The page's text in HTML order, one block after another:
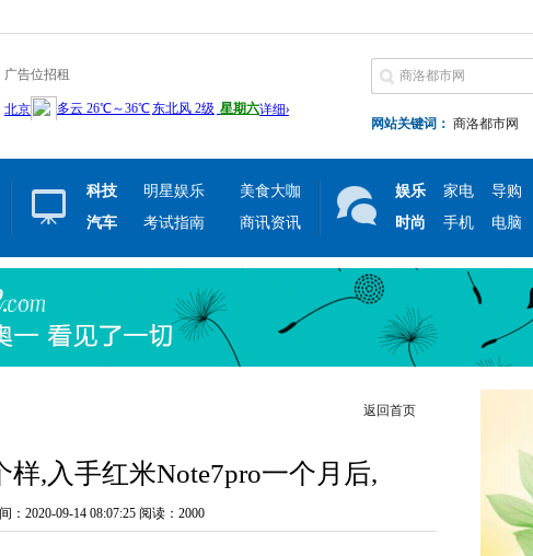
广告位招租
网站关键词： 商洛都市网
科技 明星娱乐
美食大咖
汽车
考试指南 商讯资讯
娱乐 家电 导购
时尚
手机 电脑
返回首页
,入手红米Note7pro一个月后,
：2020-09-14 08:07:25 阅读：2000